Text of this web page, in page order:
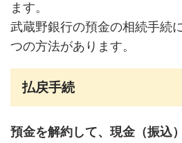
ます。
武蔵野銀行の預金の相続手続
つの方法があります。
払戻手続
預金を解約して、現金（振込